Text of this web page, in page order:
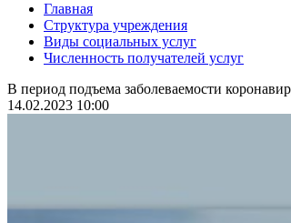
Главная
Структура учреждения
Виды социальных услуг
Численность получателей услуг
В период подъема заболеваемости
14.02.2023 10:00